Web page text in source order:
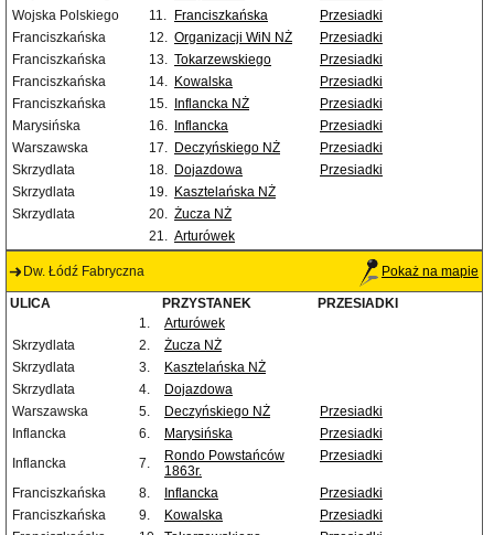
Wojska Polskiego
11. Franciszkańska
Przesiadki
Franciszkańska
12. Organizacji WiN NŻ
Przesiadki
Franciszkańska
13. Tokarzewskiego
Przesiadki
Franciszkańska
14. Kowalska
Przesiadki
Franciszkańska
15. Inflancka NŻ
Przesiadki
Marysińska
16. Inflancka
Przesiadki
Warszawska
17. Deczyńskiego NŻ
Przesiadki
Skrzydlata
18. Dojazdowa
Przesiadki
Skrzydlata
19. Kasztelańska NŻ
Skrzydlata
20. Żucza NŻ
21. Arturówek
Dw. Łódź Fabryczna Pokaż na mapie
ULICA PRZYSTANEK
PRZESIADKI
1.
Arturówek
Skrzydlata
2.
Żucza NŻ
Skrzydlata
3.
Kasztelańska NŻ
Skrzydlata
4.
Dojazdowa
Warszawska
5. Deczyńskiego NŻ
Przesiadki
Inflancka
6. Marysińska
Przesiadki
Inflancka
7.
Rondo Powstańców
1863r.
Przesiadki
Franciszkańska 8. Inflancka
Przesiadki
Franciszkańska
9. Kowalska
Przesiadki